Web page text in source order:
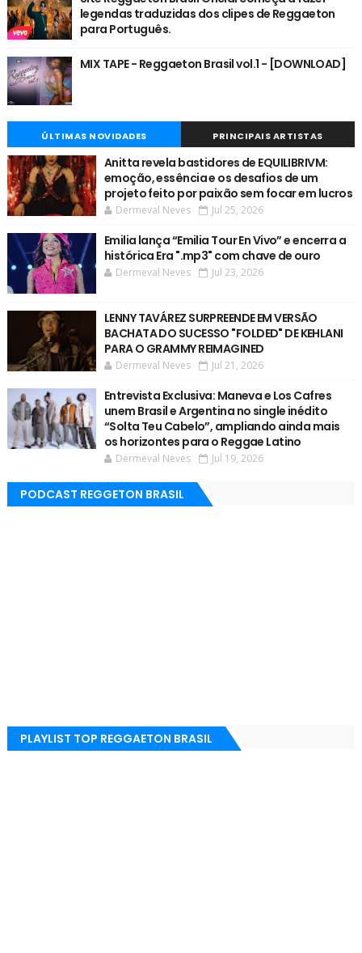
legendas traduzidas dos clipes de Reggaeton
para Português.
MIX TAPE - Reggaeton Brasil vol.1 - [DOWNLOAD]
ÚLTIMAS NOVIDADES PRINCIPAIS ARTISTAS
Anitta revela bastidores de EQUILIBRIVM:
emoção, essência e os desafios de um
projeto feito por paixão sem focar em lucros
Dermeval Neves Jul 25, 2026
Emilia lança “Emilia Tour En Vivo” e encerra a
histórica Era ".mp3" com chave de ouro
Dermeval Neves Jul 23, 2026
LENNY TAVÁREZ SURPREENDE EM VERSÃO
BACHATA DO SUCESSO "FOLDED" DE KEHLANI
PARA O GRAMMY REIMAGINED
Dermeval Neves Jul 21, 2026
Entrevista Exclusiva: Maneva e Los Cafres
unem Brasil e Argentina no single inédito
“Solta Teu Cabelo”, ampliando ainda mais
os horizontes para o Reggae Latino
Dermeval Neves Jul 19, 2026
PODCAST REGGETON BRASIL
PLAYLIST TOP REGGAETON BRASIL